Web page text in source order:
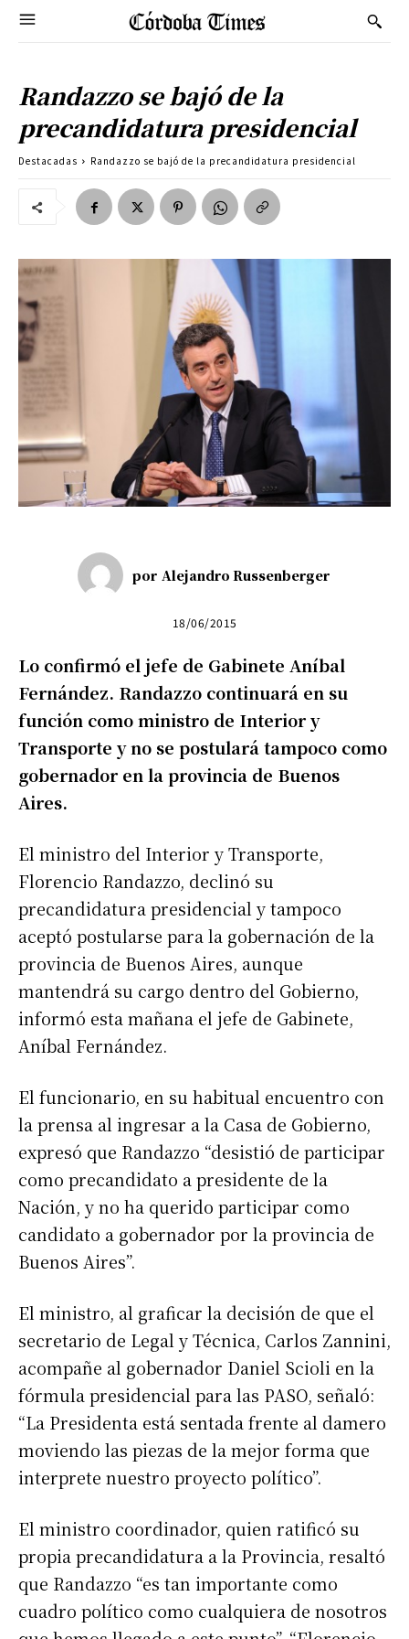
Randazzo se bajó de la
precandidatura presidencial
Destacadas Randazzo se bajó de la precandidatura presidencial
por Alejandro Russenberger
18/06/2015
Lo confirmó el jefe de Gabinete Aníbal
Fernández. Randazzo continuará en su
función como ministro de Interior y
Transporte y no se postulará tampoco como
gobernador en la provincia de Buenos
Aires.
El ministro del Interior y Transporte,
Florencio Randazzo, declinó su
precandidatura presidencial y tampoco
aceptó postularse para la gobernación de la
provincia de Buenos Aires, aunque
mantendrá su cargo dentro del Gobierno,
informó esta mañana el jefe de Gabinete,
Aníbal Fernández.
El funcionario, en su habitual encuentro con
la prensa al ingresar a la Casa de Gobierno,
expresó que Randazzo “desistió de participar
como precandidato a presidente de la
Nación, y no ha querido participar como
candidato a gobernador por la provincia de
Buenos Aires”.
El ministro, al graficar la decisión de que el
secretario de Legal y Técnica, Carlos Zannini,
acompañe al gobernador Daniel Scioli en la
fórmula presidencial para las PASO, señaló:
“La Presidenta está sentada frente al damero
moviendo las piezas de la mejor forma que
interprete nuestro proyecto político”.
El ministro coordinador, quien ratificó su
propia precandidatura a la Provincia, resaltó
que Randazzo “es tan importante como
cuadro político como cualquiera de nosotros